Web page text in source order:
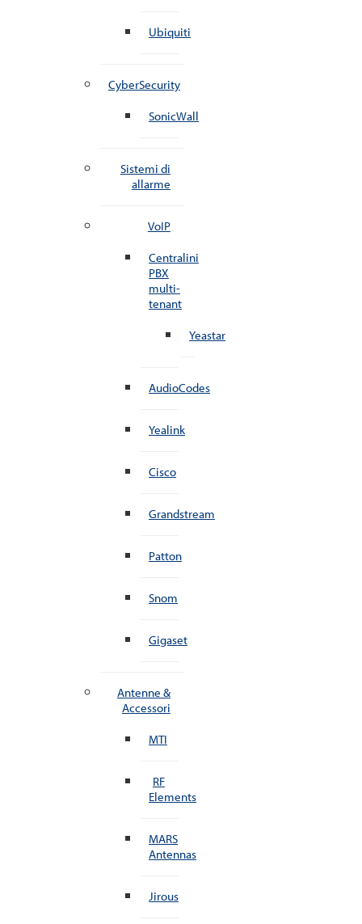
Ubiquiti
CyberSecurity
SonicWall
Sistemi di
allarme
VoIP
Centralini
PBX
multi-
tenant
Yeastar
AudioCodes
Yealink
Cisco
Grandstream
Patton
Snom
Gigaset
Antenne &
Accessori
MTI
RF
Elements
MARS
Antennas
Jirous